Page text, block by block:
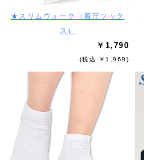
★スリムウォーク（着圧ソック
ス）
￥1,790
(税込 ￥1,969)